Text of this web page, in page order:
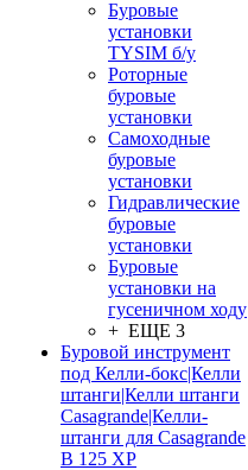
Буровые
установки
TYSIM б/у
Роторные
буровые
установки
Самоходные
буровые
установки
Гидравлические
буровые
установки
Буровые
установки на
гусеничном ходу
+ ЕЩЕ 3
Буровой инструмент
под Келли-бокс|Келли
штанги|Келли штанги
Casagrande|Келли-
штанги для Casagrande
B 125 XP